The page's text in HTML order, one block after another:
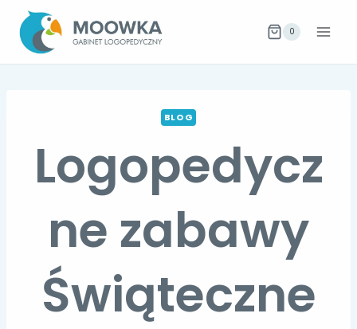
Przejdź
treści
0
BLOG
Logopedycz
ne zabawy
Świąteczne